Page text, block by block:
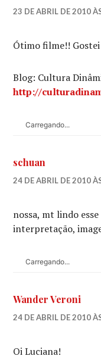
23 DE ABRIL DE 2010
Ótimo filme!!
Blog: Cultura
http://
Carregando...
schuan
24 DE ABRIL DE 2010
nossa, mt lindo
interpretação,
Carregando...
Wander Veroni
24 DE ABRIL DE 2010
Oi Luciana!